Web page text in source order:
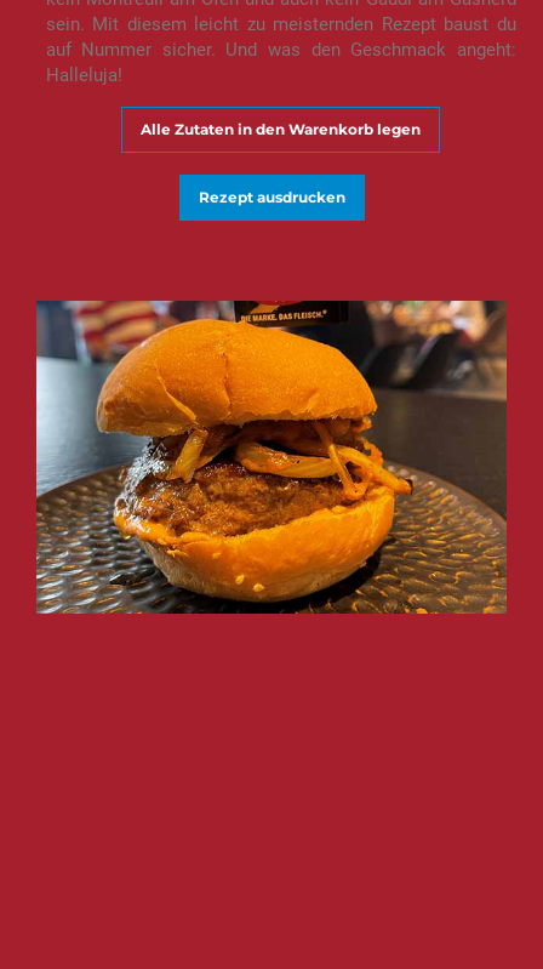
sein. Mit diesem leicht zu meisternden Rezept baust du
auf Nummer sicher. Und was den Geschmack angeht:
Halleluja!
Alle Zutaten in den Warenkorb legen
Rezept ausdrucken